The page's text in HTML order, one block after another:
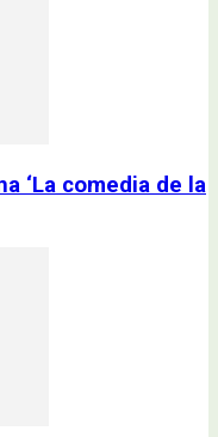
‘La comedia de la